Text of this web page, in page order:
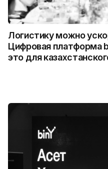
Логистику можно
Цифровая платформа
это для